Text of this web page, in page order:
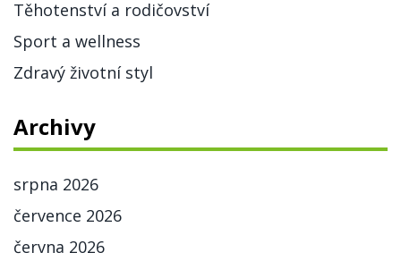
Těhotenství a rodičovství
Sport a wellness
Zdravý životní styl
Archivy
srpna 2026
července 2026
června 2026